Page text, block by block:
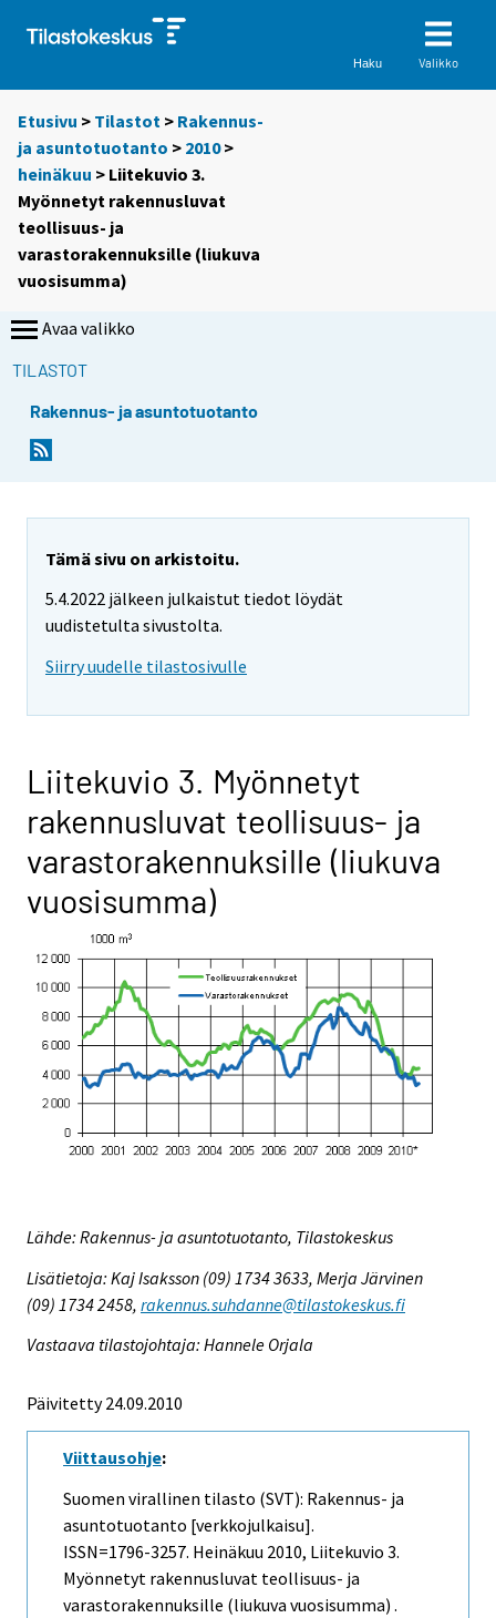
Haku Valikko
Etusivu > Tilastot > Rakennus-
ja asuntotuotanto > 2010>
heinäkuu > Liitekuvio 3.
Myönnetyt rakennusluvat
teollisuus- ja
varastorakennuksille (liukuva
vuosisumma)
Avaa valikko
TILASTOT
Rakennus- ja asuntotuotanto
Tämä sivu on arkistoitu.
5.4.2022 jälkeen julkaistut tiedot löydät
uudistetulta sivustolta.
Siirry uudelle tilastosivulle
Liitekuvio 3. Myönnetyt
rakennusluvat teollisuus- ja
varastorakennuksille (liukuva
vuosisumma)
Lähde: Rakennus- ja asuntotuotanto, Tilastokeskus
Lisätietoja: Kaj Isaksson (09) 1734 3633, Merja Järvinen
(09) 1734 2458, rakennus.suhdanne@tilastokeskus.fi
Vastaava tilastojohtaja: Hannele Orjala
Päivitetty 24.09.2010
Viittausohje:
Suomen virallinen tilasto (SVT): Rakennus- ja
asuntotuotanto [verkkojulkaisu].
ISSN=1796-3257. Heinäkuu 2010, Liitekuvio 3.
Myönnetyt rakennusluvat teollisuus- ja
varastorakennuksille (liukuva vuosisumma) .